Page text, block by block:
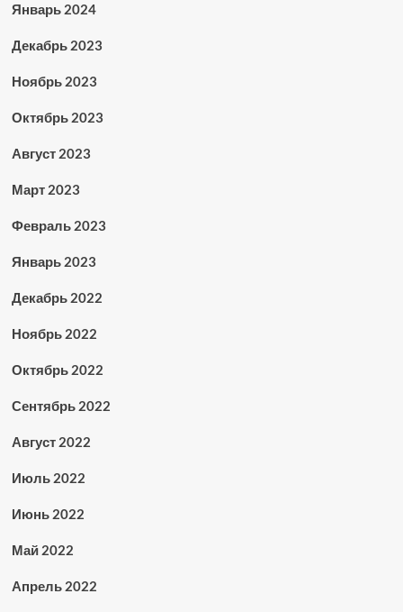
Январь 2024
Декабрь 2023
Ноябрь 2023
Октябрь 2023
Август 2023
Март 2023
Февраль 2023
Январь 2023
Декабрь 2022
Ноябрь 2022
Октябрь 2022
Сентябрь 2022
Август 2022
Июль 2022
Июнь 2022
Май 2022
Апрель 2022